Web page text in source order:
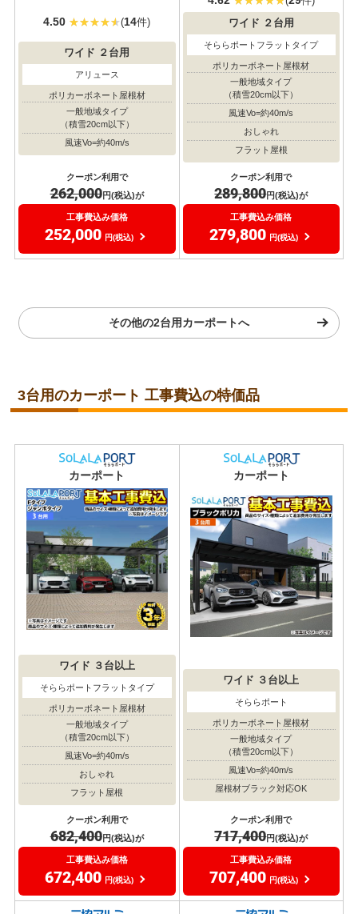
4.50 (14件)
ワイド ２台用
アリュース
ポリカーボネート屋根材
一般地域タイプ
（積雪20cm以下）
風速Vo=約40m/s
クーポン利用で
262,000円(税込)が
工事費込み価格
252,000 円(税込)
ワイド ２台用
そららポートフラットタイプ
ポリカーボネート屋根材
一般地域タイプ
（積雪20cm以下）
風速Vo=約40m/s
おしゃれ
フラット屋根
クーポン利用で
289,800円(税込)が
工事費込み価格
279,800 円(税込)
その他の2台用カーポートへ
3台用のカーポート 工事費込の特価品
カーポート
ワイド ３台以上
そららポートフラットタイプ
ポリカーボネート屋根材
一般地域タイプ
（積雪20cm以下）
風速Vo=約40m/s
おしゃれ
フラット屋根
クーポン利用で
682,400円(税込)が
工事費込み価格
672,400 円(税込)
カーポート
ワイド ３台以上
そららポート
ポリカーボネート屋根材
一般地域タイプ
（積雪20cm以下）
風速Vo=約40m/s
屋根材ブラック対応OK
クーポン利用で
717,400円(税込)が
工事費込み価格
707,400 円(税込)